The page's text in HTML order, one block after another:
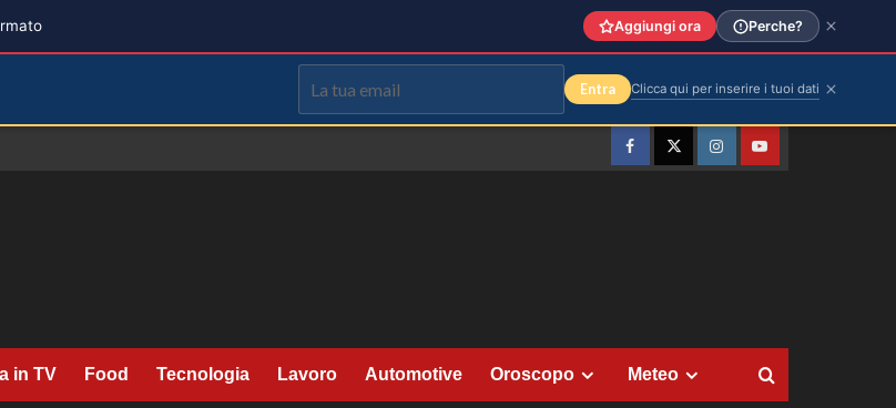
FacebookTwitterInstagramYouTube
in TV Food Tecnologia Lavoro Automotive Oroscopo Meteo
Aggiungi ora Perche?
Entra Clicca qui per inserire i tuoi dati